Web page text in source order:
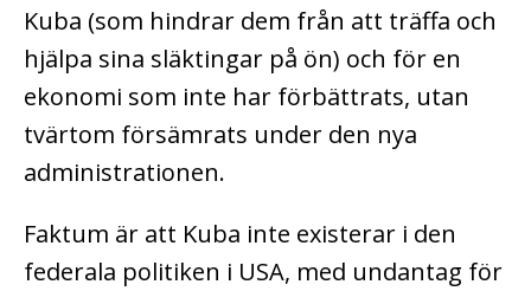
Kuba (som hindrar dem från att träffa och
hjälpa sina släktingar på ön) och för en
ekonomi som inte har förbättrats, utan
tvärtom försämrats under den nya
administrationen.
Faktum är att Kuba inte existerar i den
federala politiken i USA, med undantag för